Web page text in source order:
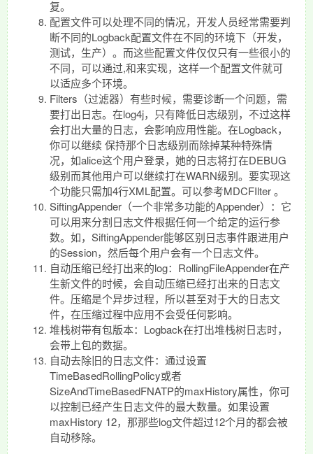
复。
配置文件可以处理不同的情况，开发人员经常需要判
断不同的Logback配置文件在不同的环境下（开发，
测试，生产）。而这些配置文件仅仅只有一些很小的
不同，可以通过,和来实现，这样一个配置文件就可
以适应多个环境。
Filters（过滤器）有些时候，需要诊断一个问题，需
要打出日志。在log4j，只有降低日志级别，不过这样
会打出大量的日志，会影响应用性能。在Logback，
你可以继续 保持那个日志级别而除掉某种特殊情
况，如alice这个用户登录，她的日志将打在DEBUG
级别而其他用户可以继续打在WARN级别。要实现这
个功能只需加4行XML配置。可以参考MDCFIlter 。
SiftingAppender（一个非常多功能的Appender）：它
可以用来分割日志文件根据任何一个给定的运行参
数。如，SiftingAppender能够区别日志事件跟进用户
的Session，然后每个用户会有一个日志文件。
自动压缩已经打出来的log：RollingFileAppender在产
生新文件的时候，会自动压缩已经打出来的日志文
件。压缩是个异步过程，所以甚至对于大的日志文
件，在压缩过程中应用不会受任何影响。
堆栈树带有包版本：Logback在打出堆栈树日志时，
会带上包的数据。
自动去除旧的日志文件：通过设置
TimeBasedRollingPolicy或者
SizeAndTimeBasedFNATP的maxHistory属性，你可
以控制已经产生日志文件的最大数量。如果设置
maxHistory 12，那那些log文件超过12个月的都会被
自动移除。